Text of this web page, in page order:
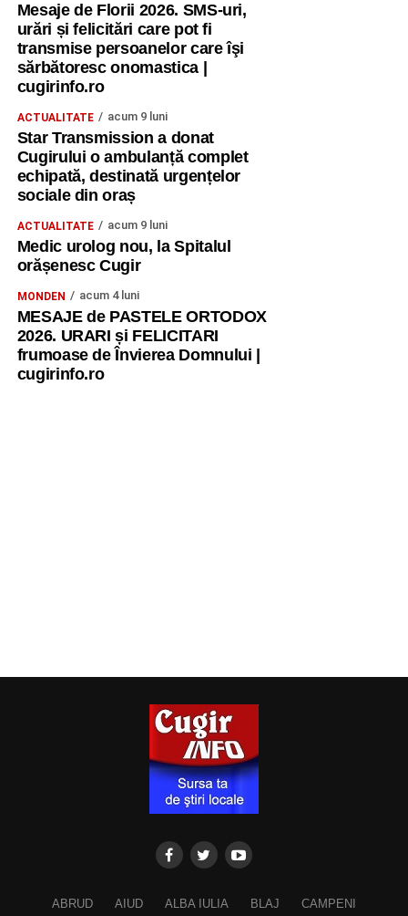
Mesaje de Florii 2026. SMS-uri,
urări și felicitări care pot fi
transmise persoanelor care îşi
sărbătoresc onomastica |
cugirinfo.ro
ACTUALITATE acum 9 luni
Star Transmission a donat
Cugirului o ambulanță complet
echipată, destinată urgențelor
sociale din oraș
ACTUALITATE acum 9 luni
Medic urolog nou, la Spitalul
orășenesc Cugir
MONDEN acum 4 luni
MESAJE de PASTELE ORTODOX
2026. URARI și FELICITARI
frumoase de Învierea Domnului |
cugirinfo.ro
ABRUD AIUD ALBA IULIA BLAJ CAMPENI